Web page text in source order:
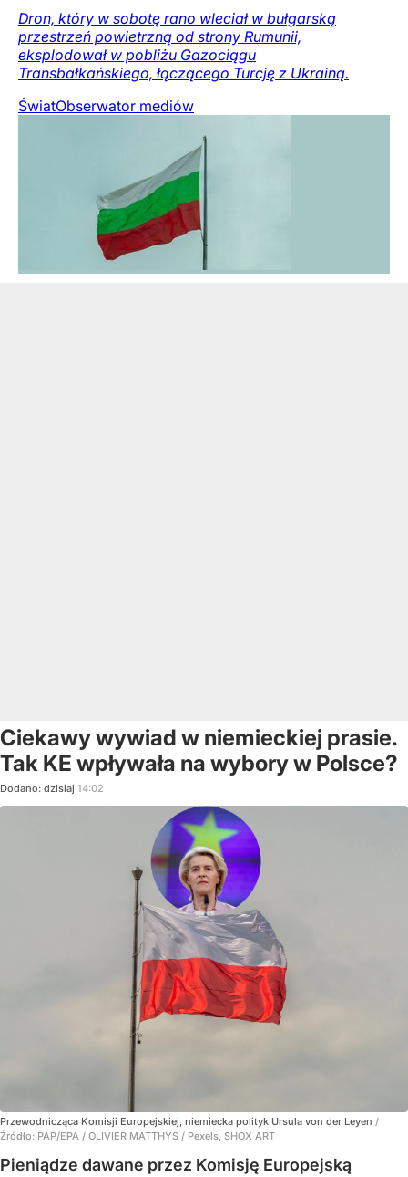
Dron, który w sobotę rano wleciał w bułgarską
przestrzeń powietrzną od strony Rumunii,
eksplodował w pobliżu Gazociągu
Transbałkańskiego, łączącego Turcję z Ukrainą.
ŚwiatObserwator mediów
Ciekawy wywiad w niemieckiej prasie.
Tak KE wpływała na wybory w Polsce?
Dodano: dzisiaj 14:02
Przewodnicząca Komisji Europejskiej, niemiecka polityk Ursula von der Leyen /
Źródło: PAP/EPA / OLIVIER MATTHYS / Pexels, SHOX ART
Pieniądze dawane przez Komisję Europejską